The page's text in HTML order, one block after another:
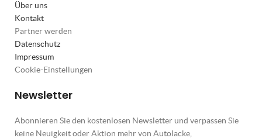
Über uns
Kontakt
Partner werden
Datenschutz
Impressum
Cookie-Einstellungen
Newsletter
Abonnieren Sie den kostenlosen Newsletter und verpassen Sie
keine Neuigkeit oder Aktion mehr von Autolacke,